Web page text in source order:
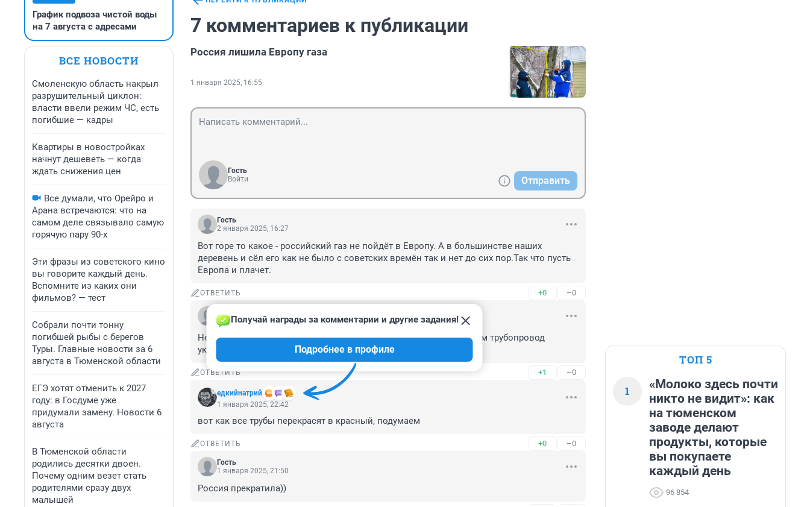
График подвоза чистой воды
на 7 августа с адресами
ВСЕ НОВОСТИ
Смоленскую область накрыл
разрушительный циклон:
власти ввели режим ЧС, есть
погибшие — кадры
Квартиры в новостройках
начнут дешеветь — когда
ждать снижения цен
Все думали, что Орейро и
Арана встречаются: что на
самом деле связывало самую
горячую пару 90-х
Эти фразы из советского кино
вы говорите каждый день.
Вспомните из каких они
фильмов? — тест
Собрали почти тонну
погибшей рыбы с берегов
Туры. Главные новости за 6
августа в Тюменской области
ЕГЭ хотят отменить к 2027
году: в Госдуме уже
придумали замену. Новости 6
августа
В Тюменской области
родились десятки двоен.
Почему одним везет стать
родителями сразу двух
малышей
7 комментариев к публикации
Россия лишила Европу газа
1 января 2025, 16:55
Гость
Войти
Отправить
Гость
2 января 2025, 16:27
Вот горе то какое - российский газ не пойдёт в Европу. А в большинстве наших
деревень и сёл его как не было с советских времён так и нет до сих пор.Так что пусть
Европа и плачет.
ОТВЕТИТЬ +0 –0
2 января 2025, 02:27
Не переживайте, санкции нам только напользу! Импортозаместим трубопровод
украинский и все дела!
ОТВЕТИТЬ +1 –0
едкийнатрий
Получай награды за комментарии и другие задания!
Подробнее в профиле
1 января 2025, 22:42
вот как все трубы перекрасят в красный, подумаем
ОТВЕТИТЬ +0 –0
Гость
1 января 2025, 21:50
Россия прекратила))
ТОП 5
1
«Молоко здесь почти
никто не видит»: как
на тюменском
заводе делают
продукты, которые
вы покупаете
каждый день
96 854